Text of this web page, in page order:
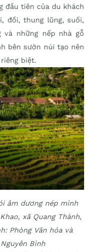
đầu tiên của du khách
đồi, thung lũng, suối,
và những nếp nhà gỗ
bên sườn núi tạo nên
biệt.
âm dương nép mình
xã Quang Thành,
Phòng Văn hóa và
Bình